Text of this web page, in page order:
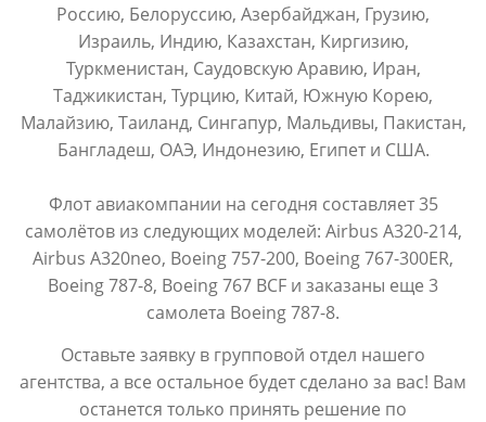
Россию, Белоруссию, Азербайджан, Грузию,
Израиль, Индию, Казахстан, Киргизию,
Туркменистан, Саудовскую Аравию, Иран,
Таджикистан, Турцию, Китай, Южную Корею,
Малайзию, Таиланд, Сингапур, Мальдивы, Пакистан,
Бангладеш, ОАЭ, Индонезию, Египет и США.
Флот авиакомпании на сегодня составляет 35
самолётов из следующих моделей: Airbus A320-214,
Airbus A320neo, Boeing 757-200, Boeing 767-300ER,
Boeing 787-8, Boeing 767 BCF и заказаны еще 3
самолета Boeing 787-8.
Оставьте заявку в групповой отдел нашего
агентства, а все остальное будет сделано за вас! Вам
останется только принять решение по